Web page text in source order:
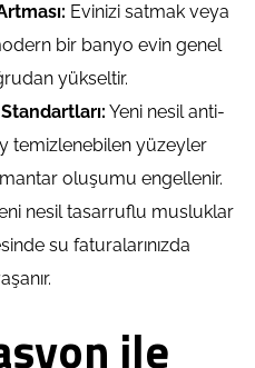
Evinizi satmak veya
bir banyo evin genel
yükseltir.
Yeni nesil anti-
temizlenebilen yüzeyler
oluşumu engellenir.
nesil tasarruflu musluklar
su faturalarınızda
ile